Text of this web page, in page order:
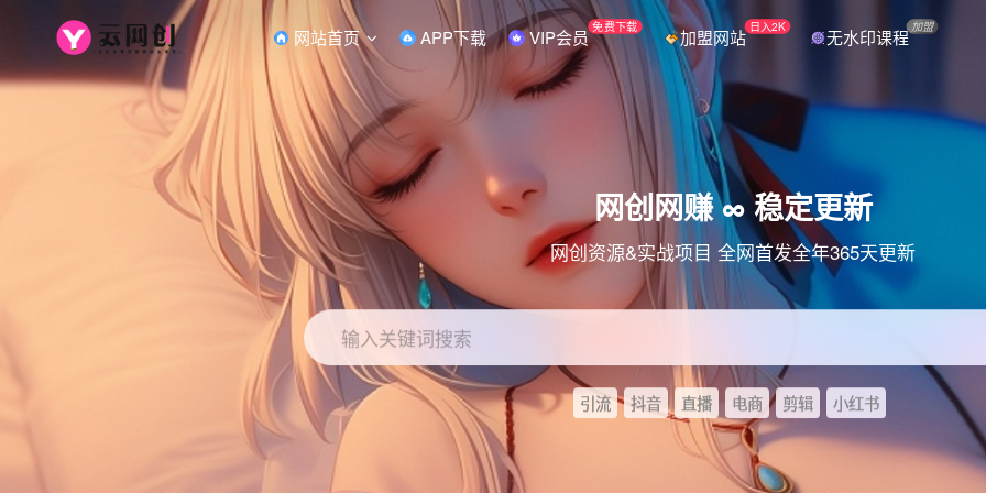
网站首页 APP下载 VIP会员 免费下载 加盟网站 日入2K 无水印课程加盟
网创网赚 ∞ 稳定更新
网创资源&实战项目 全网首发全年365天更新
输入关键词搜索
引流 抖音 直播 电商 剪辑 小红书